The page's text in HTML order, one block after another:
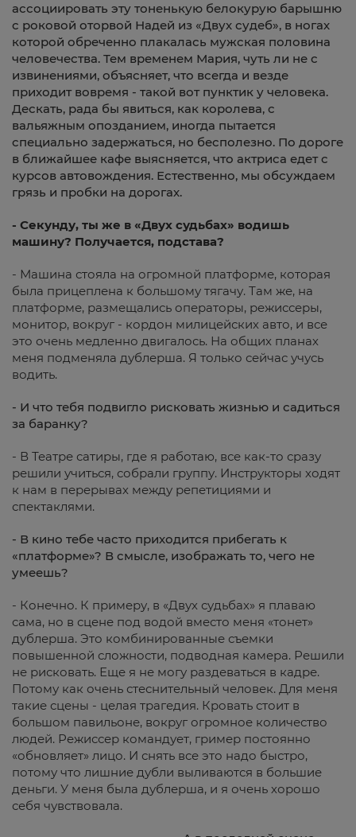
ассоциировать эту тоненькую белокурую барышню
с роковой оторвой Надей из «Двух судеб», в ногах
которой обреченно плакалась мужская половина
человечества. Тем временем Мария, чуть ли не с
извинениями, объясняет, что всегда и везде
приходит вовремя - такой вот пунктик у человека.
Дескать, рада бы явиться, как королева, с
вальяжным опозданием, иногда пытается
специально задержаться, но бесполезно. По дороге
в ближайшее кафе выясняется, что актриса едет с
курсов автовождения. Естественно, мы обсуждаем
грязь и пробки на дорогах.
- Секунду, ты же в «Двух судьбах» водишь
машину? Получается, подстава?
- Машина стояла на огромной платформе, которая
была прицеплена к большому тягачу. Там же, на
платформе, размещались операторы, режиссеры,
монитор, вокруг - кордон милицейских авто, и все
это очень медленно двигалось. На общих планах
меня подменяла дублерша. Я только сейчас учусь
водить.
- И что тебя подвигло рисковать жизнью и садиться
за баранку?
- В Театре сатиры, где я работаю, все как-то сразу
решили учиться, собрали группу. Инструкторы ходят
к нам в перерывах между репетициями и
спектаклями.
- В кино тебе часто приходится прибегать к
«платформе»? В смысле, изображать то, чего не
умеешь?
- Конечно. К примеру, в «Двух судьбах» я плаваю
сама, но в сцене под водой вместо меня «тонет»
дублерша. Это комбинированные съемки
повышенной сложности, подводная камера. Решили
не рисковать. Еще я не могу раздеваться в кадре.
Потому как очень стеснительный человек. Для меня
такие сцены - целая трагедия. Кровать стоит в
большом павильоне, вокруг огромное количество
людей. Режиссер командует, гример постоянно
«обновляет» лицо. И снять все это надо быстро,
потому что лишние дубли выливаются в большие
деньги. У меня была дублерша, и я очень хорошо
себя чувствовала.